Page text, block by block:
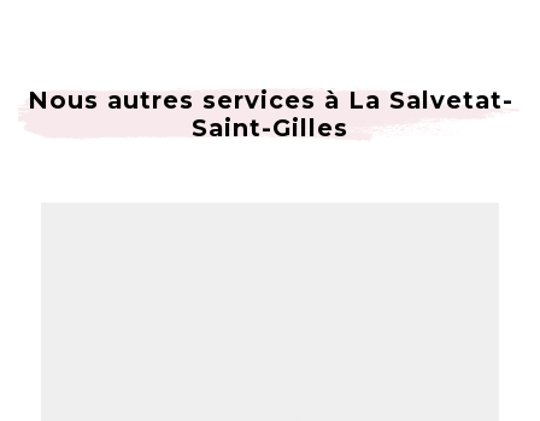
Nous autres services à La Salvetat-
Saint-Gilles